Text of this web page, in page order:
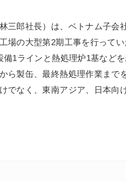
三郎社長）は、ベトナム子会
場の大型第2期工事を行って
1ラインと熱処理炉1基など
ら製缶、最終熱処理作業まで
でなく、東南アジア、日本向